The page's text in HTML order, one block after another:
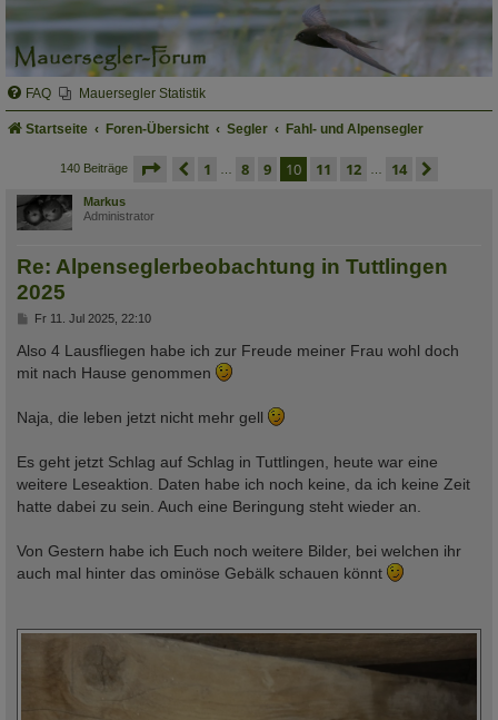
FAQ Mauersegler Statistik
Startseite Foren-Übersicht Segler Fahl- und Alpensegler
140 Beiträge seite 10 von 14
vorherige
1 8 9 10 11 12 14
Markus
Administrator
Re: Alpenseglerbeobachtung in Tuttlingen
2025
B
i
t
r
Fr 11. Jul 2025, 22:10
Also 4 Lausfliegen habe ich zur Freude meiner Frau wohl doch
mit nach Hause genommen
Naja, die leben jetzt nicht mehr gell
Es geht jetzt Schlag auf Schlag in Tuttlingen, heute war eine
weitere Leseaktion. Daten habe ich noch keine, da ich keine Zeit
hatte dabei zu sein. Auch eine Beringung steht wieder an.
Von Gestern habe ich Euch noch weitere Bilder, bei welchen ihr
auch mal hinter das ominöse Gebälk schauen könnt